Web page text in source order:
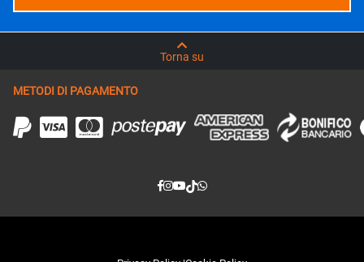
Torna su
METODI DI PAGAMENTO
Privacy Policy |Cookie Policy